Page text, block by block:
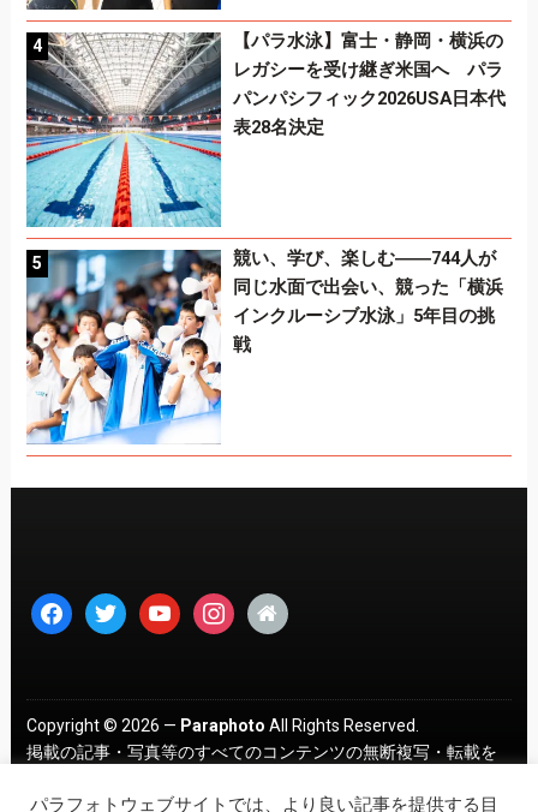
【パラ水泳】富士・静岡・横浜の
レガシーを受け継ぎ米国へ パラ
パンパシフィック2026USA日本代
表28名決定
競い、学び、楽しむ――744人が
同じ水面で出会い、競った「横浜
インクルーシブ水泳」5年目の挑
戦
facebooktwitter youtubeinstagram
home
Copyright © 2026 — Paraphoto All Rights Reserved.
掲載の記事・写真等のすべてのコンテンツの無断複写・転載を
パラフォトウェブサイトでは、より良い記事を提供する目